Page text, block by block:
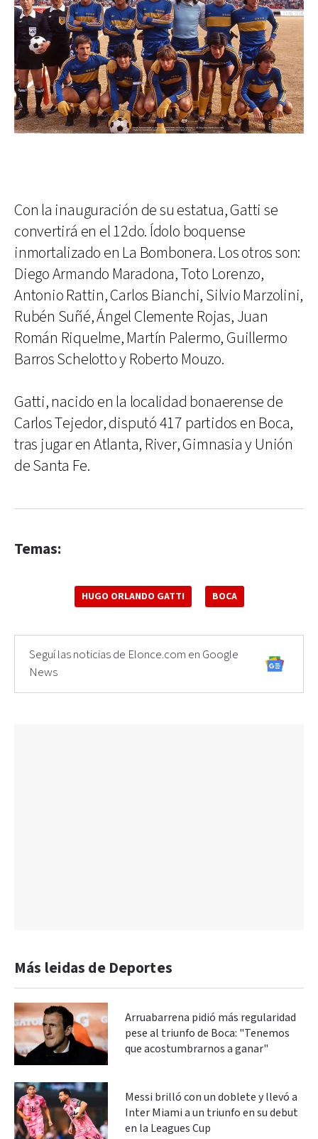
Con la inauguración de su estatua, Gatti se
convertirá en el 12do. Ídolo boquense
inmortalizado en La Bombonera. Los otros son:
Diego Armando Maradona, Toto Lorenzo,
Antonio Rattin, Carlos Bianchi, Silvio Marzolini,
Rubén Suñé, Ángel Clemente Rojas, Juan
Román Riquelme, Martín Palermo, Guillermo
Barros Schelotto y Roberto Mouzo.
Gatti, nacido en la localidad bonaerense de
Carlos Tejedor, disputó 417 partidos en Boca,
tras jugar en Atlanta, River, Gimnasia y Unión
de Santa Fe.
Temas:
HUGO ORLANDO GATTI BOCA
Seguí las noticias de Elonce.com en Google
News
Más leidas de Deportes
Arruabarrena pidió más regularidad
pese al triunfo de Boca: "Tenemos
que acostumbrarnos a ganar"
Messi brilló con un doblete y llevó a
Inter Miami a un triunfo en su debut
en la Leagues Cup